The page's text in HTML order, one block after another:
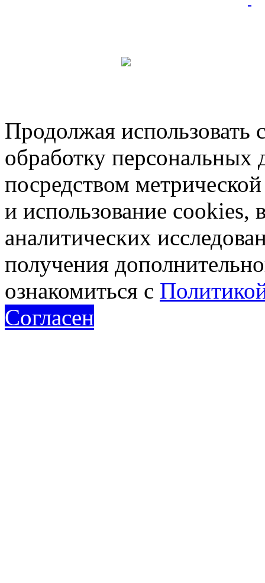
Продолжая использовать
обработку
посредством
и использование cookies,
аналитических
получения
ознакомиться с
Согласен